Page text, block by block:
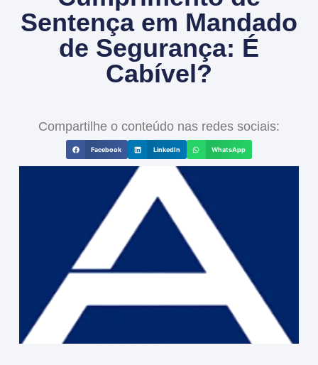
Sentença em Mandado
de Segurança: É
Cabível?
Compartilhe o conteúdo nas redes sociais:
Facebook LinkedIn WhatsApp